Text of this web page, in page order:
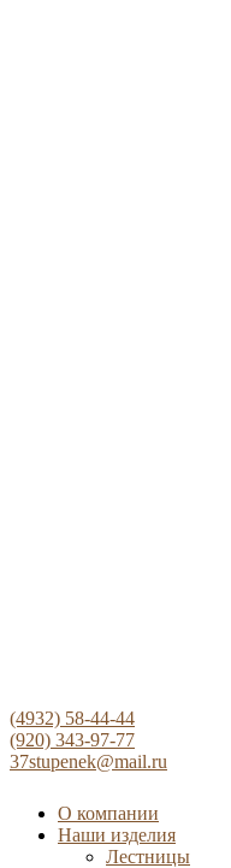
(4932) 58-44-44
(920) 343-97-77
37stupenek@mail.ru
О компании
Наши изделия
Лестницы